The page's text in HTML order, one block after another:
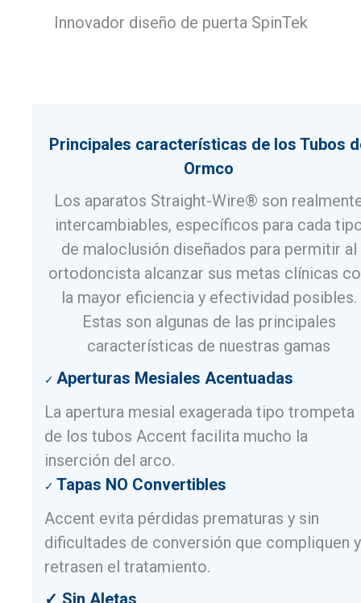
Innovador diseño de puerta SpinTek
Principales características de los Tubos
Ormco
Los aparatos Straight-Wire® son
intercambiables, específicos para cada
de maloclusión diseñados para permitir al
ortodoncista alcanzar sus metas clínicas
la mayor eficiencia y efectividad posibles.
Estas son algunas de las principales
características de nuestras gamas
✓ Aperturas Mesiales Acentuadas
La apertura mesial exagerada tipo trompeta
de los tubos Accent facilita mucho la
inserción del arco.
✓ Tapas NO Convertibles
Accent evita pérdidas prematuras y sin
dificultades de conversión que compliquen y
retrasen el tratamiento.
✓ Sin Aletas